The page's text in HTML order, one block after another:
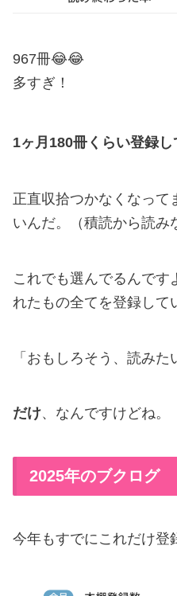
967冊😂😂
多すぎ！
1ヶ月180冊くらい登録し
正直収拾つかなくなって
いんだ。（積読から読み
これでも選んでるんです
れたもの全てを登録して
「おもしろそう、読み
だけ、なんですけどね。
2025年のブクログ
今年もすでにこれだけ登